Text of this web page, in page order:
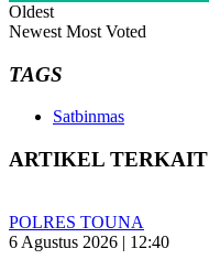
Oldest
Newest Most Voted
TAGS
Satbinmas
ARTIKEL TERKAIT
POLRES TOUNA
6 Agustus 2026 | 12:40